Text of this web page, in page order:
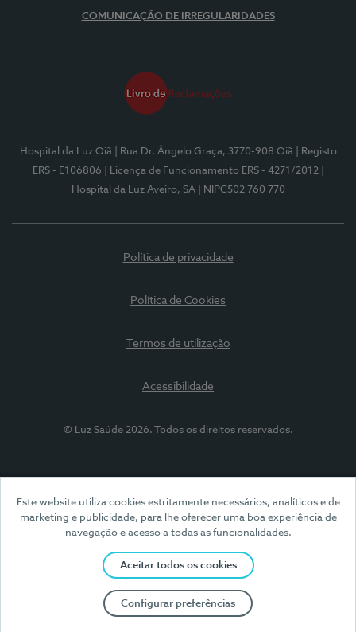
Este website utiliza cookies estritamente necessários, analíticos e de
marketing e publicidade, para lhe oferecer uma boa experiência de
navegação e acesso a todas as funcionalidades.
Aceitar todos os cookies
Configurar preferências
COMUNICAÇÃO DE IRREGULARIDADES
Hospital da Luz Oiã | Rua Dr. Ângelo Graça, 3770-908 Oiã
| Registo
ERS - E106806
| Licença de Funcionamento ERS - 4271/2012
Hospital da Luz Aveiro, SA
| NIPC502 760 770
Política de privacidade
Política de Cookies
Termos de utilização
Acessibilidade
© Luz Saúde 2026. Todos os direitos reservados.